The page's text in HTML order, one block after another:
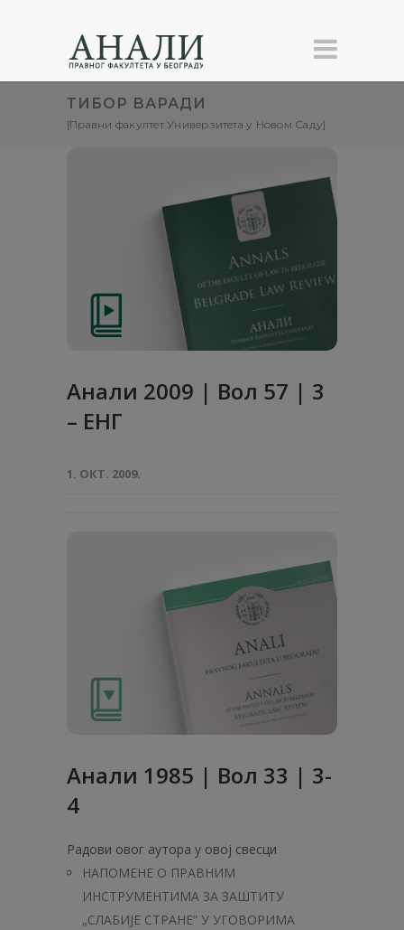
ТИБОР ВАРАДИ
[Правни факултет Универзитета у Новом Саду]
Анали 2009 | Вол 57 | 3
– ЕНГ
1. ОКТ. 2009.
Анaли 1985 | Вол 33 | 3-
4
Радови овог аутора у овој свесци
НАПОМЕНЕ О ПРАВНИМ
ИНСТРУМЕНТИМА ЗА ЗАШТИТУ
„СЛАБИЈЕ СТРАНЕ” У УГОВОРИМА